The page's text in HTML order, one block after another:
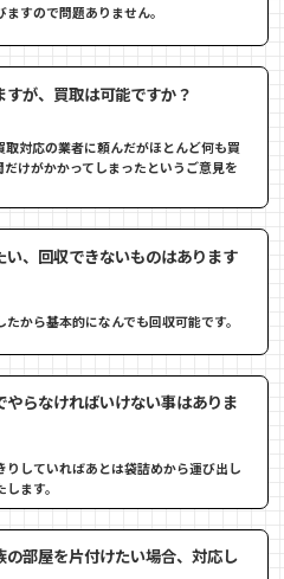
すので問題ありません。
が、買取は可能ですか？
対応の業者に頼んだがほとんど何も買
けがかかってしまったというご意見を
、回収できないものはあります
から基本的になんでも回収可能です。
らなければいけない事はありま
りしていればあとは袋詰めから運び出し
ます。
部屋を片付けたい場合、対応し